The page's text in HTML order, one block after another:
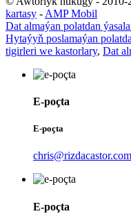
kartasy - AMP Mobil
Dat almaýan polatdan
Hytaýyň poslamaýan
tigirleri we kastorlary, Dat
E-poçta
E-poçta
chris@rizdacastor.com
E-poçta